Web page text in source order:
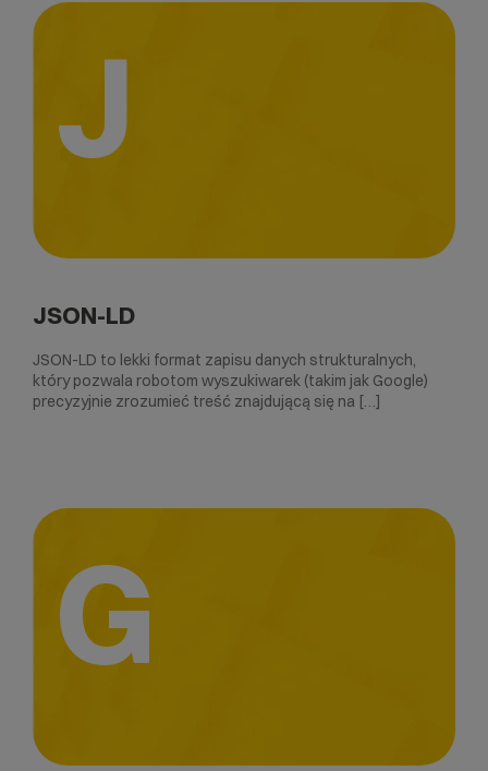
J
JSON-LD
JSON-LD to lekki format zapisu danych strukturalnych,
który pozwala robotom wyszukiwarek (takim jak Google)
precyzyjnie zrozumieć treść znajdującą się na […]
G